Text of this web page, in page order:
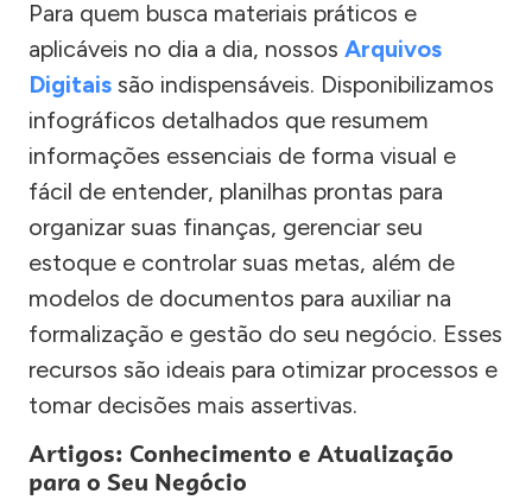
Para quem busca materiais práticos e
aplicáveis no dia a dia, nossos Arquivos
Digitais são indispensáveis. Disponibilizamos
infográficos detalhados que resumem
informações essenciais de forma visual e
fácil de entender, planilhas prontas para
organizar suas finanças, gerenciar seu
estoque e controlar suas metas, além de
modelos de documentos para auxiliar na
formalização e gestão do seu negócio. Esses
recursos são ideais para otimizar processos e
tomar decisões mais assertivas.
Artigos: Conhecimento e Atualização
para o Seu Negócio